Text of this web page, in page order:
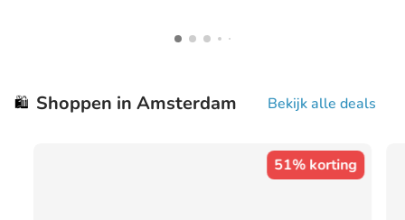
🛍️ Shoppen in Amsterdam Bekijk alle deals
51% korting